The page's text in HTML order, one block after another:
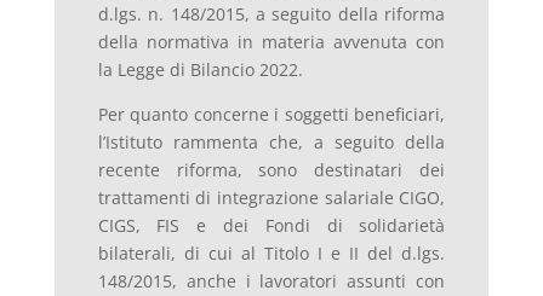
d.lgs. n. 148/2015, a seguito della riforma
della normativa in materia avvenuta con
la Legge di Bilancio 2022.
Per quanto concerne i soggetti beneficiari,
l’Istituto rammenta che, a seguito della
recente riforma, sono destinatari dei
trattamenti di integrazione salariale CIGO,
CIGS, FIS e dei Fondi di solidarietà
bilaterali, di cui al Titolo I e II del d.lgs.
148/2015, anche i lavoratori assunti con